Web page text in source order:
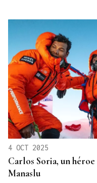
4 OCT 2025
Carlos Soria, un
Manaslu